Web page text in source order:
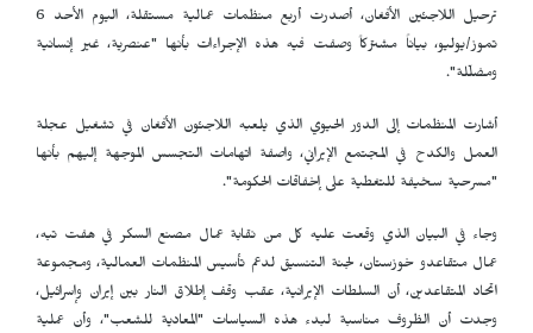
ترحيل اللاجئين الأفغان، أصدرت أربع منظمات عمالية مستقلة، اليوم الأحد 6
تموز/يوليو، بياناً مشتركاً وصفت فيه هذه الإجراءات بأنها "عنصرية، غير إنسانية
ومضلّلة".
أشارت المنظمات إلى الدور الحيوي الذي يلعبه اللاجئون الأفغان في تشغيل عجلة
العمل والكدح في المجتمع الإيراني، واصفة اتهامات التجسس الموجهة إليهم بأنها
"مسرحية سخيفة للتغطية على إخفاقات الحكومة".
وجاء في البيان الذي وقعت عليه كل من نقابة عمال مصنع السكر في هفت تبه،
عمال متقاعدو خوزستان، لجنة التنسيق لدعم تأسيس المنظمات العمالية، ومجموعة
اتحاد المتقاعدين، أن السلطات الإيرانية، عقب وقف إطلاق النار بين إيران وإسرائيل،
وجدت أن الظروف مناسبة لبدء هذه السياسات "المعادية للشعب"، وأن عملية